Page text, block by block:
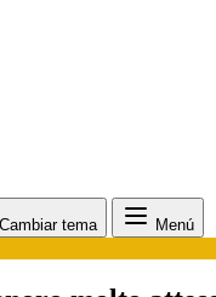
Cambiar tema Menú